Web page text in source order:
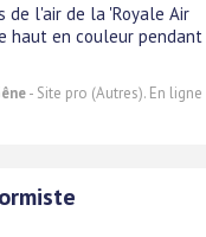
l'air de la 'Royale Air
haut en couleur pendant
- Site pro (Autres). En ligne